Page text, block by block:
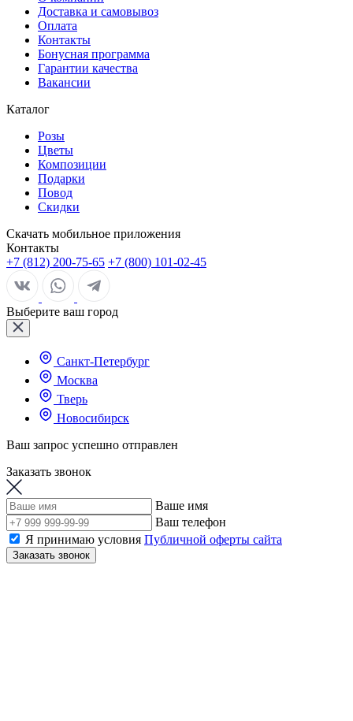
Доставка и самовывоз
Оплата
Контакты
Бонусная программа
Гарантии качества
Вакансии
Каталог
Розы
Цветы
Композиции
Подарки
Повод
Скидки
Скачать мобильное приложения
Контакты
+7 (812) 200-75-65 +7 (800) 101-02-45
Выберите ваш город
Санкт-Петербург
Москва
Тверь
Новосибирск
Ваш запрос успешно отправлен
Заказать звонок
Ваше имя
Ваш телефон
Я принимаю условия Публичной оферты сайта
Заказать звонок